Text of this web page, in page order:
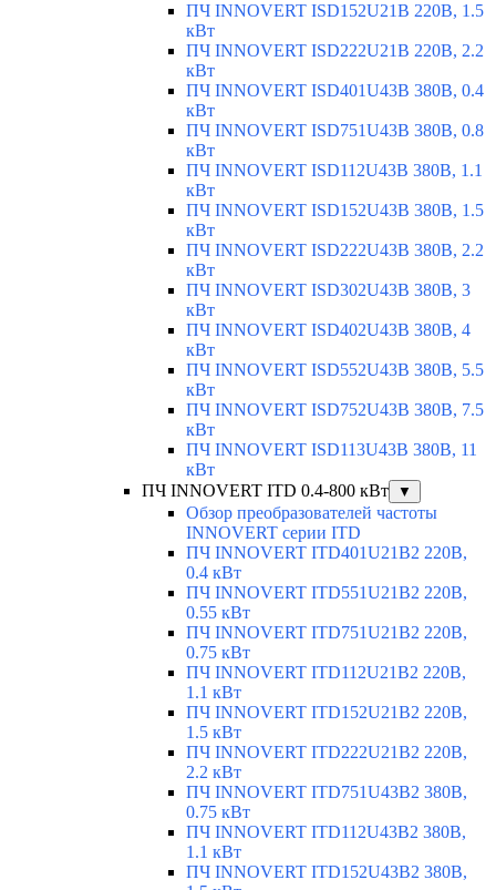
ПЧ INNOVERT ISD152U21B 220В, 1.5
кВт
ПЧ INNOVERT ISD222U21B 220В, 2.2
кВт
ПЧ INNOVERT ISD401U43B 380В, 0.4
кВт
ПЧ INNOVERT ISD751U43B 380В, 0.8
кВт
ПЧ INNOVERT ISD112U43B 380В, 1.1
кВт
ПЧ INNOVERT ISD152U43B 380В, 1.5
кВт
ПЧ INNOVERT ISD222U43B 380В, 2.2
кВт
ПЧ INNOVERT ISD302U43B 380В, 3
кВт
ПЧ INNOVERT ISD402U43B 380В, 4
кВт
ПЧ INNOVERT ISD552U43B 380В, 5.5
кВт
ПЧ INNOVERT ISD752U43B 380В, 7.5
кВт
ПЧ INNOVERT ISD113U43B 380В, 11
кВт
ПЧ INNOVERT ITD 0.4-800 кВт
▼
Обзор преобразователей частоты
INNOVERT серии ITD
ПЧ INNOVERT ITD401U21B2 220В,
0.4 кВт
ПЧ INNOVERT ITD551U21B2 220В,
0.55 кВт
ПЧ INNOVERT ITD751U21B2 220В,
0.75 кВт
ПЧ INNOVERT ITD112U21B2 220В,
1.1 кВт
ПЧ INNOVERT ITD152U21B2 220В,
1.5 кВт
ПЧ INNOVERT ITD222U21B2 220В,
2.2 кВт
ПЧ INNOVERT ITD751U43B2 380В,
0.75 кВт
ПЧ INNOVERT ITD112U43B2 380В,
1.1 кВт
ПЧ INNOVERT ITD152U43B2 380В,